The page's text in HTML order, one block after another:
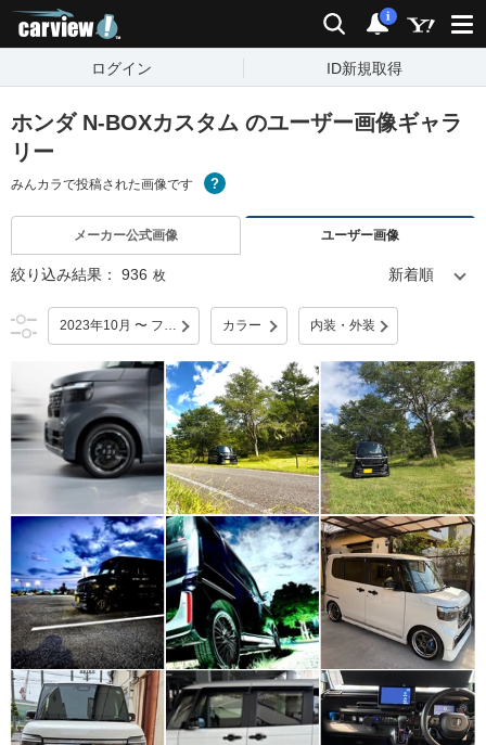
検索 通知
i
ログイン ID新規取得
ホンダ N-BOXカスタム のユーザー画像ギャラ
リー
みんカラで投稿された画像です
メーカー公式画像 ユーザー画像
絞り込み結果： 936 枚
2023年10月 〜 フルモデルチェンジ カラー 内装・外装